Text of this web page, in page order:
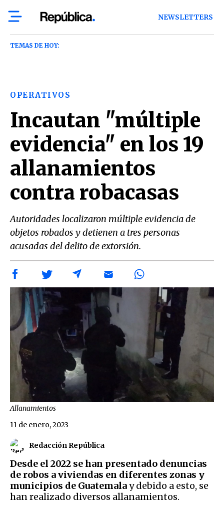
NEWSLETTERS
TEMAS DE HOY:
OPERATIVOS
Incautan "múltiple
evidencia" en los 19
allanamientos
contra robacasas
Autoridades localizaron múltiple evidencia de
objetos robados y detienen a tres personas
acusadas del delito de extorsión.
Allanamientos
Redacción República
11 de enero, 2023
Desde el 2022 se han presentado denuncias
de robos a viviendas en diferentes zonas y
municipios de Guatemalay debido a esto, se
han realizado diversos allanamientos.